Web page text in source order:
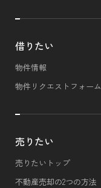
借りたい
物件情報
物件リクエストフォーム
売りたい
売りたいトップ
不動産売却の2つの方法